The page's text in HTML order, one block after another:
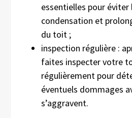
essentielles pour
condensation et
du toit ;
inspection régulière :
faites inspecter votre
régulièrement pour
éventuels dommages
s’aggravent.